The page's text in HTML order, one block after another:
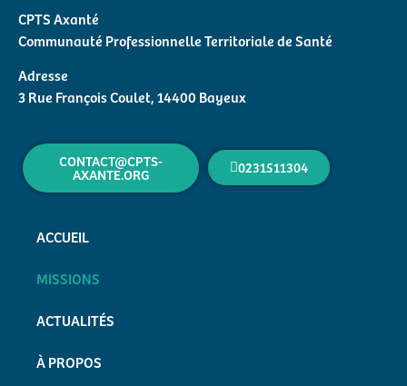
CPTS Axanté
Communauté Professionnelle Territoriale de Santé
Adresse
3 Rue François Coulet, 14400 Bayeux
CONTACT@CPTS-
AXANTE.ORG 0231511304
ACCUEIL
MISSIONS
ACTUALITÉS
À PROPOS